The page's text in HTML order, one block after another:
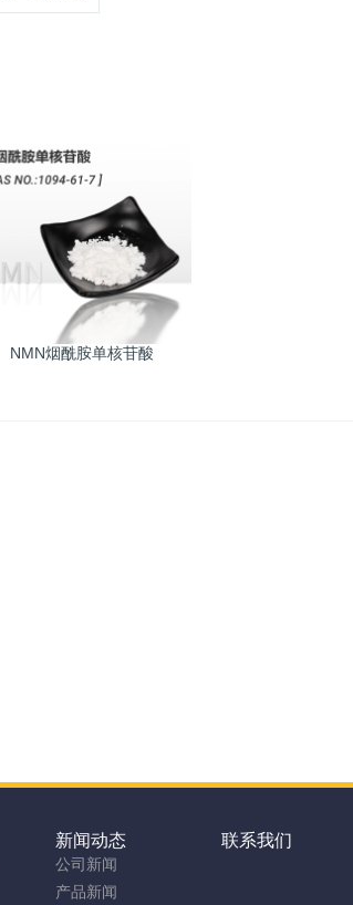
NMN烟酰胺单核苷酸
新闻动态
公司新闻
产品新闻
联系我们